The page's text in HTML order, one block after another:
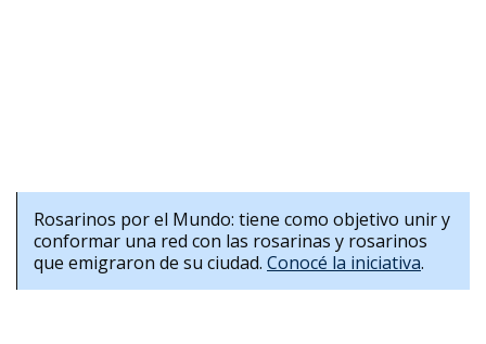
Rosarinos por el Mundo: tiene como objetivo unir y
conformar una red con las rosarinas y rosarinos
que emigraron de su ciudad. Conocé la iniciativa.